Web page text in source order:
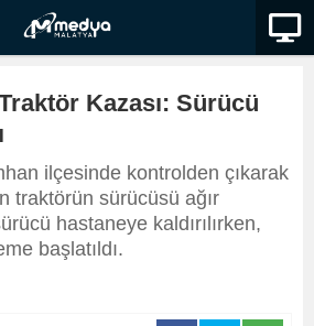
Kazası: Sürücü
ilçesinde kontrolden çıkarak
traktörün sürücüsü ağır
hastaneye kaldırılırken,
başlatıldı.